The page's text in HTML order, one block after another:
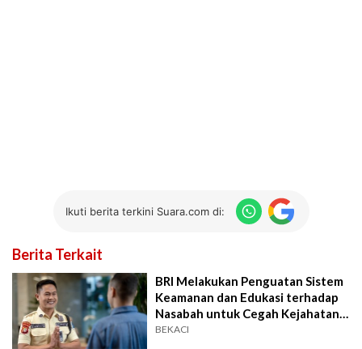
Ikuti berita terkini Suara.com di:
Berita Terkait
BRI Melakukan Penguatan Sistem
Keamanan dan Edukasi terhadap
Nasabah untuk Cegah Kejahatan
Siber
BEKACI